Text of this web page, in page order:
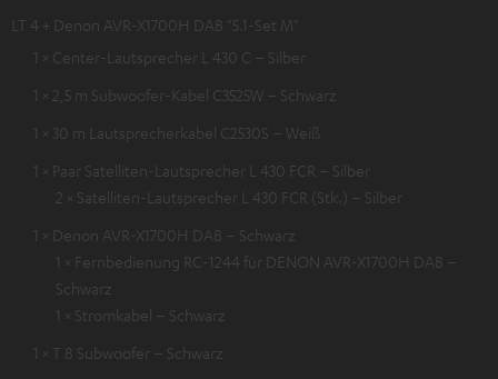
LT 4 + Denon AVR-X1700H DAB "5.1-Set M"
1 × Center-Lautsprecher L 430 C – Silber
1 × 2,5 m Subwoofer-Kabel C3525W – Schwarz
1 × 30 m Lautsprecherkabel C2530S – Weiß
1 × Paar Satelliten-Lautsprecher L 430 FCR – Silber
2 × Satelliten-Lautsprecher L 430 FCR (Stk.) – Silber
1 × Denon AVR-X1700H DAB – Schwarz
1 × Fernbedienung RC-1244 für DENON AVR-X1700H DAB –
Schwarz
1 × Stromkabel – Schwarz
1 × T 8 Subwoofer – Schwarz